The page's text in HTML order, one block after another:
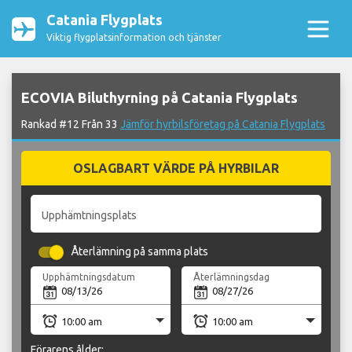
Catania Flygplats
Viktig flygplatsinformation och tjänster
ECOVIA Biluthyrning på Catania Flygplats
Rankad #12 Från 33 Jämför hyrbilsföretag på Catania Flygplats
OSLAGBART VÄRDE PÅ HYRBILAR
Upphämtningsplats
Återlämning på samma plats
Upphämtningsdatum Återlämningsdag